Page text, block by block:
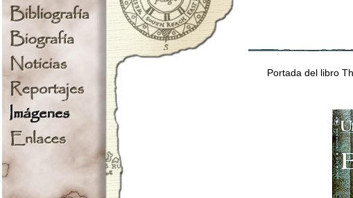
Portada del libro